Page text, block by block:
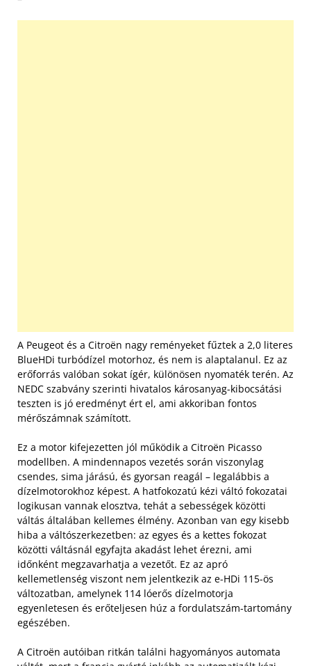
A Peugeot és a Citroën nagy reményeket fűztek a 2,0 literes
BlueHDi turbódízel motorhoz, és nem is alaptalanul. Ez az
erőforrás valóban sokat ígér, különösen nyomaték terén. Az
NEDC szabvány szerinti hivatalos károsanyag-kibocsátási
teszten is jó eredményt ért el, ami akkoriban fontos
mérőszámnak számított.
Ez a motor kifejezetten jól működik a Citroën Picasso
modellben. A mindennapos vezetés során viszonylag
csendes, sima járású, és gyorsan reagál – legalábbis a
dízelmotorokhoz képest. A hatfokozatú kézi váltó fokozatai
logikusan vannak elosztva, tehát a sebességek közötti
váltás általában kellemes élmény. Azonban van egy kisebb
hiba a váltószerkezetben: az egyes és a kettes fokozat
közötti váltásnál egyfajta akadást lehet érezni, ami
időnként megzavarhatja a vezetőt. Ez az apró
kellemetlenség viszont nem jelentkezik az e-HDi 115-ös
változatban, amelynek 114 lóerős dízelmotorja
egyenletesen és erőteljesen húz a fordulatszám-tartomány
egészében.
A Citroën autóiban ritkán találni hagyományos automata